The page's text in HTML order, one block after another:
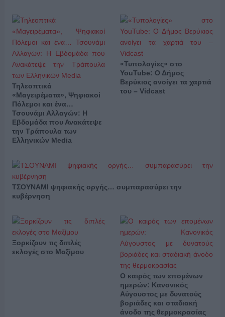
Τηλεοπτικά
«Μαγειρέματα», Ψηφιακοί
Πόλεμοι και ένα…
Τσουνάμι Αλλαγών: Η
Εβδομάδα που Ανακάτεψε
την Τράπουλα των
Ελληνικών Media
«Τυπολογίες» στο
YouTube: Ο Δήμος
Βερύκιος ανοίγει τα χαρτιά
του – Vidcast
ΤΣΟΥΝΑΜΙ ψηφιακής οργής… συμπαρασύρει την
κυβέρνηση
Ξορκίζουν τις διπλές
εκλογές στο Μαξίμου
Ο καιρός των επομένων
ημερών: Κανονικός
Αύγουστος με δυνατούς
βοριάδες και σταδιακή
άνοδο της θερμοκρασίας